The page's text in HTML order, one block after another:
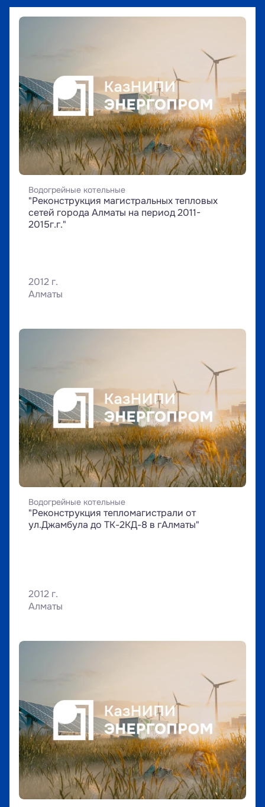
Водогрейные котельные
"Реконструкция магистральных тепловых
сетей города Алматы на период 2011-
2015г.г."
2012 г.
Алматы
Водогрейные котельные
"Реконструкция тепломагистрали от
ул.Джамбула до ТК-2КД-8 в гАлматы"
2012 г.
Алматы